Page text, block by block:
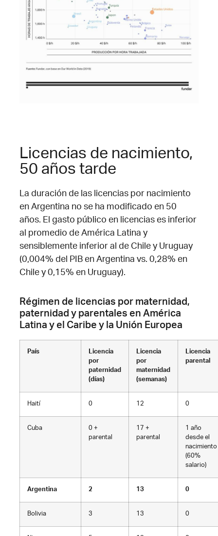
Licencias de nacimiento,
50 años tarde
La duración de las licencias por nacimiento
en Argentina no se ha modificado en 50
años. El gasto público en licencias es inferior
al promedio de América Latina y
sensiblemente inferior al de Chile y Uruguay
(0,004% del PIB en Argentina vs. 0,28% en
Chile y 0,15% en Uruguay).
Régimen de licencias por maternidad,
paternidad y parentales en América
Latina y el Caribe y la Unión Europea
País
Licencia
por
paternidad
(días)
Licencia
por
maternidad
(semanas)
Licencia
parental
Haití 0 12 0
Cuba
0 +
parental
17 +
parental
1 año
desde el
nacimiento
(60%
salario)
Argentina 2 13 0
Bolivia 3 13 0